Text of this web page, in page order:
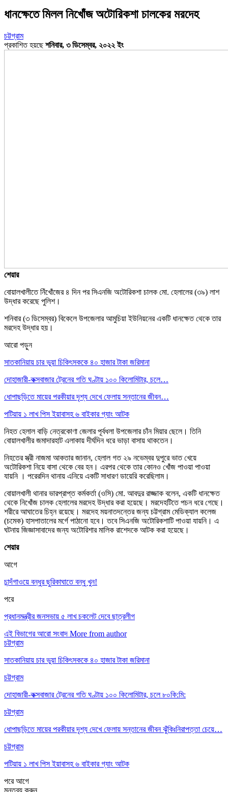
ধানক্ষেতে মিলল নিখোঁজ অটোরিকশা চালকের মরদেহ
চট্টগ্রাম
প্রকাশিত হয়ছেশনিবার, ৩ ডিসেম্বর, ২০২২ ইং
শেয়ার
বোয়ালখালীতে নিঁখোঁজের ৪ দিন পর সিএনজি অটোরিকশা চালক মো. হেলালের (৩৯) লাশ
উদ্ধার করেছে পুলিশ।
শনিবার (৩ ডিসেম্বর) বিকেলে উপজেলার আমুচিয়া ইউনিয়নের একটি ধানক্ষেত থেকে তার
মরদেহ উদ্ধার হয়।
আরো পড়ুন
সাতকানিয়ায় চার ভুয়া চিকিৎসককে ৪০ হাজার টাকা জরিমানা
দোহাজারী-কক্সবাজার ট্রেনের গতি ঘণ্টায় ১০০ কিলোমিটার, চলে…
ধোপাছড়িতে মায়ের পরকীয়ার দৃশ্য দেখে ফেলায় সন্তানের জীবন…
পটিয়ায় ১ লাখ পিস ইয়াবাসহ ৬ বাইকার গ্যাং আটক
নিহত হেলাল বাড়ি নেত্রকোণা জেলার পূর্বধলা উপজেলার চাঁন মিয়ার ছেলে। তিনি
বোয়ালখালীর জমাদারহাট এলাকায় দীর্ঘদিন ধরে ভাড়া বাসায় থাকতেন।
নিহতের স্ত্রী নাজমা আকতার জানান, হেলাল গত ২৯ নভেম্বর দুপুরে ভাত খেয়ে
অটোরিকশা নিয়ে বাসা থেকে বের হন। এরপর থেকে তার কোনও খোঁজ পাওয়া পাওয়া
যায়নি । পরেরদিন থানায় এনিয়ে একটি সাধারণ ডায়েরি করেছিলাম।
বোয়ালখালী থানার ভারপ্রাপ্ত কর্মকর্তা (ওসি) মো. আবদুর রাজ্জাক বলেন, একটি ধানক্ষেত
থেকে নিখোঁজ চালক হেলালের মরদেহ উদ্ধার করা হয়েছে। মরদেহটিতে পচন ধরে গেছে।
শরীরে আঘাতের চিহ্ন রয়েছে। মরদেহ ময়নাতদন্তের জন্য চট্টগ্রাম মেডিক্যাল কলেজ
(চমেক) হাসপাতালের মর্গে পাঠানো হবে। তবে সিএনজি অটোরিকশাটি পাওয়া যায়নি। এ
ঘটনায় জিজ্ঞাসাবাদের জন্য অটোরিশার মালিক রাশেদকে আটক করা হয়েছে।
শেয়ার
আগে
চান্দঁগাওয়ে বন্ধুর ছুরিকাঘাতে বন্ধু খুন!
পরে
প্রধানমন্ত্রীর জনসভায় ৫ লাখ চকলেট দেবে ছাত্রলীগ
এই বিভাগের আরো সংবাদ More from author
চট্টগ্রাম
সাতকানিয়ায় চার ভুয়া চিকিৎসককে ৪০ হাজার টাকা জরিমানা
চট্টগ্রাম
দোহাজারী-কক্সবাজার ট্রেনের গতি ঘণ্টায় ১০০ কিলোমিটার, চলে ৮০কি:মি:
চট্টগ্রাম
ধোপাছড়িতে মায়ের পরকীয়ার দৃশ্য দেখে ফেলায় সন্তানের জীবন ঝুঁকিঃনিরাপত্তা চেয়ে…
চট্টগ্রাম
পটিয়ায় ১ লাখ পিস ইয়াবাসহ ৬ বাইকার গ্যাং আটক
পরেআগে
মন্তব্য করুন